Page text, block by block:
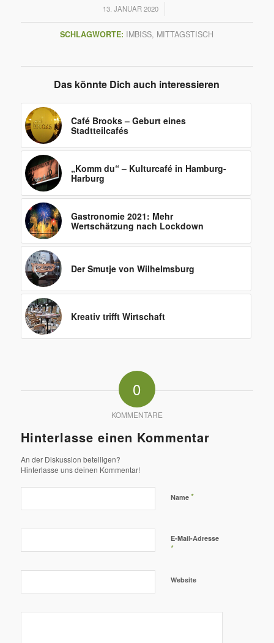
13. JANUAR 2020
/
SCHLAGWORTE: IMBISS, MITTAGSTISCH
Das könnte Dich auch interessieren
Café Brooks – Geburt eines
Stadtteilcafés
„Komm du“ – Kulturcafé in Hamburg-
Harburg
Gastronomie 2021: Mehr
Wertschätzung nach Lockdown
Der Smutje von Wilhelmsburg
Kreativ trifft Wirtschaft
0
KOMMENTARE
Hinterlasse einen Kommentar
An der Diskussion beteiligen?
Hinterlasse uns deinen Kommentar!
Name *
E-Mail-Adresse
*
Website